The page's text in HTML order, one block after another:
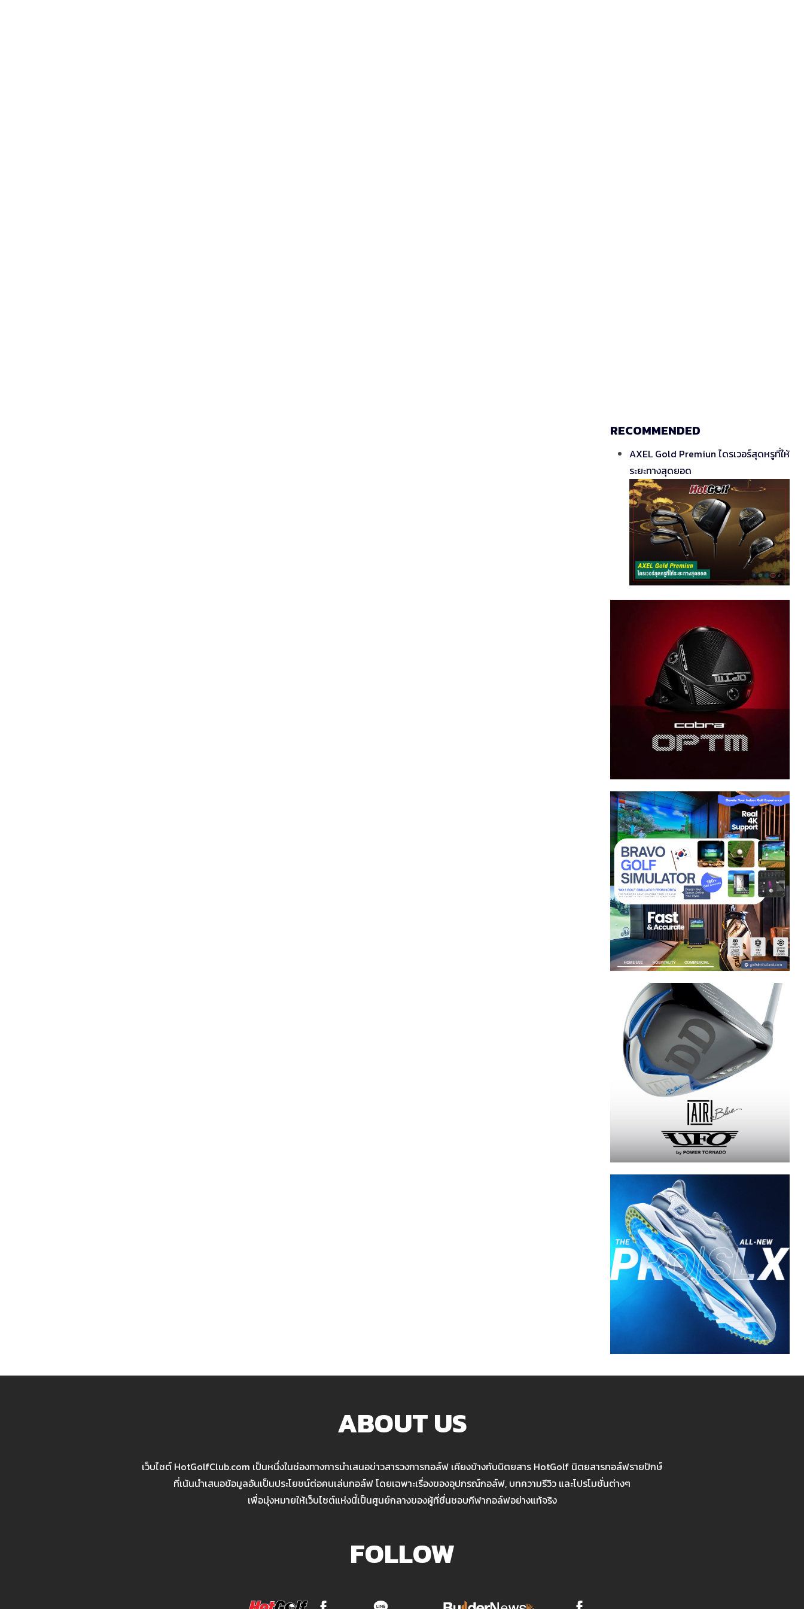
RECOMMENDED
AXEL Gold Premiun ไดรเวอร์สุดหรูที่ให้
ระยะทางสุดยอด
ABOUT US
เว็บไซต์ HotGolfClub.com เป็นหนึ่งในช่องทางการนำเสนอข่าวสารวงการกอล์ฟ เคียงข้างกับนิตยสาร HotGolf นิตยสารกอล์ฟรายปักษ์
ที่เน้นนำเสนอข้อมูลอันเป็นประโยชน์ต่อคนเล่นกอล์ฟ โดยเฉพาะเรื่องของอุปกรณ์กอล์ฟ, บทความรีวิว และโปรโมชั่นต่างๆ
เพื่อมุ่งหมายให้เว็บไซต์แห่งนี้เป็นศูนย์กลางของผู้ที่ชื่นชอบกีฬากอล์ฟอย่างแท้จริง
FOLLOW